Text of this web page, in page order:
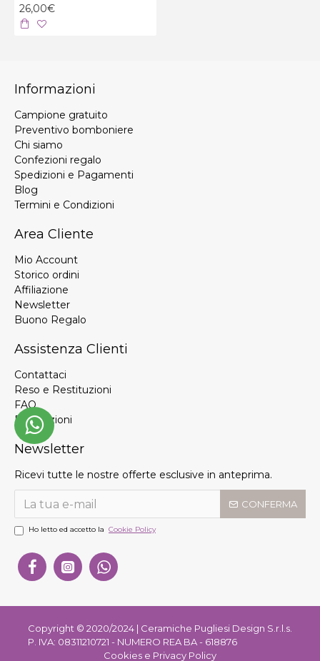
26,00€
Informazioni
Campione gratuito
Preventivo bomboniere
Chi siamo
Confezioni regalo
Spedizioni e Pagamenti
Blog
Termini e Condizioni
Area Cliente
Mio Account
Storico ordini
Affiliazione
Newsletter
Buono Regalo
Assistenza Clienti
Contattaci
Reso e Restituzioni
FAQ
Promozioni
Newsletter
Ricevi tutte le nostre offerte esclusive in anteprima.
CONFERMA
Ho letto ed accetto la Cookie Policy
Copyright © 2020/2024 | Ceramiche Pugliesi Design S.r.l.s.
P. IVA: 08311210721 - NUMERO REA BA - 618876
Cookies e Privacy Policy